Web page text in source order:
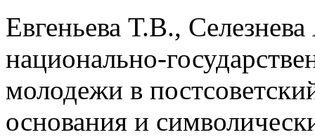
Евгеньева Т.В.,
национально-
молодежи в
основания и